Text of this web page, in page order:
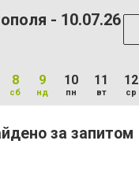
- 10.07.26
8
сб
9
нд
10
пн
11
вт
12
ср
за запитом